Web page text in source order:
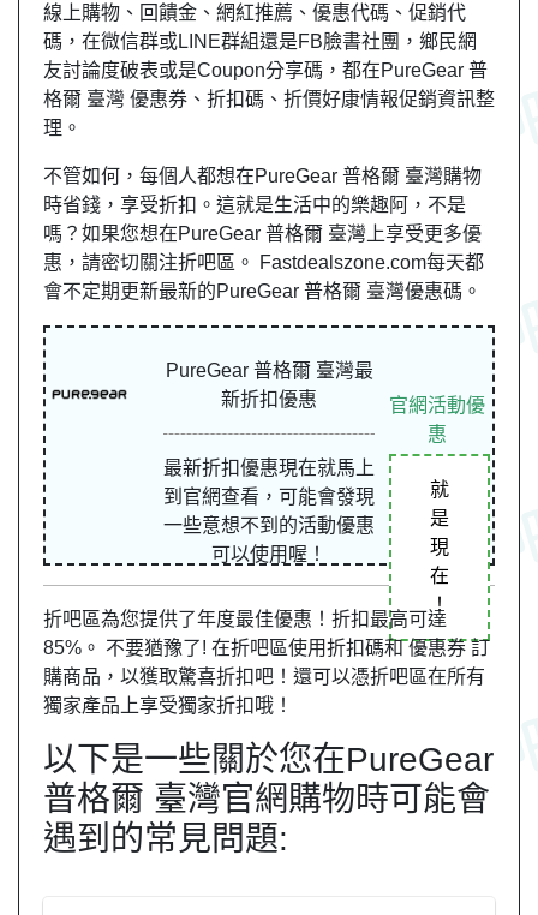
線上購物、回饋金、網紅推薦、優惠代碼、促銷代
碼，在微信群或LINE群組還是FB臉書社團，鄉民網
友討論度破表或是Coupon分享碼，都在PureGear 普
格爾 臺灣 優惠券、折扣碼、折價好康情報促銷資訊整
理。
不管如何，每個人都想在PureGear 普格爾 臺灣購物
時省錢，享受折扣。這就是生活中的樂趣阿，不是
嗎？如果您想在PureGear 普格爾 臺灣上享受更多優
惠，請密切關注折吧區。 Fastdealszone.com每天都
會不定期更新最新的PureGear 普格爾 臺灣優惠碼。
PureGear 普格爾 臺灣最
新折扣優惠
最新折扣優惠現在就馬上
到官網查看，可能會發現
一些意想不到的活動優惠
可以使用喔！
官網活動優
惠
就
是
現
在
！
折吧區為您提供了年度最佳優惠！折扣最高可達
85%。 不要猶豫了! 在折吧區使用折扣碼和 優惠券 訂
購商品，以獲取驚喜折扣吧！還可以憑折吧區在所有
獨家產品上享受獨家折扣哦！
以下是一些關於您在PureGear
普格爾 臺灣官網購物時可能會
遇到的常見問題: